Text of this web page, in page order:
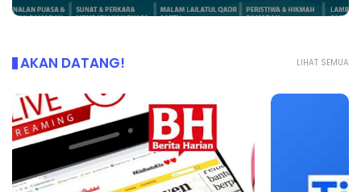
LIHAT SEMUA
AKAN DATANG!